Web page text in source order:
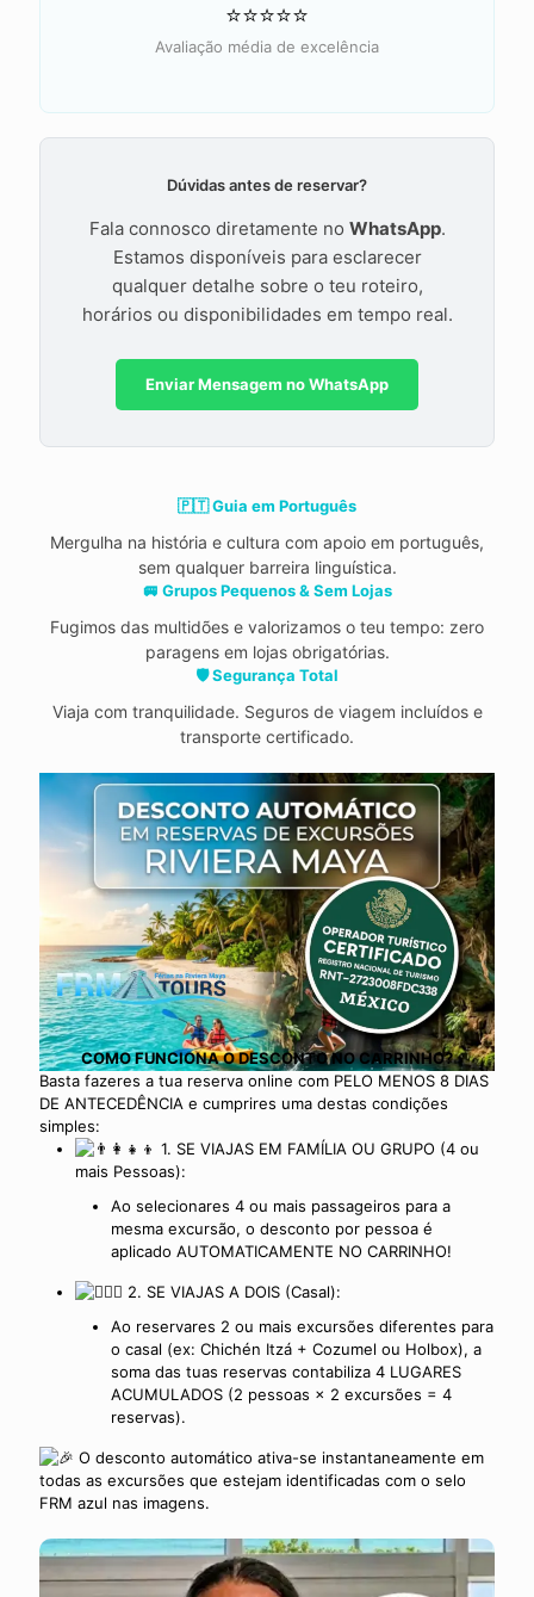
⭐⭐⭐⭐⭐
Avaliação média de excelência
Dúvidas antes de reservar?
Fala connosco diretamente no WhatsApp.
Estamos disponíveis para esclarecer
qualquer detalhe sobre o teu roteiro,
horários ou disponibilidades em tempo real.
Enviar Mensagem no WhatsApp
🇵🇹 Guia em Português
Mergulha na história e cultura com apoio em português,
sem qualquer barreira linguística.
🚐 Grupos Pequenos & Sem Lojas
Fugimos das multidões e valorizamos o teu tempo: zero
paragens em lojas obrigatórias.
🛡️ Segurança Total
Viaja com tranquilidade. Seguros de viagem incluídos e
transporte certificado.
COMO FUNCIONA O DESCONTO NO CARRINHO?
Basta fazeres a tua reserva online com PELO MENOS 8 DIAS
DE ANTECEDÊNCIA e cumprires uma destas condições
simples:
1. SE VIAJAS EM FAMÍLIA OU GRUPO (4 ou
mais Pessoas):
Ao selecionares 4 ou mais passageiros para a
mesma excursão, o desconto por pessoa é
aplicado AUTOMATICAMENTE NO CARRINHO!
2. SE VIAJAS A DOIS (Casal):
Ao reservares 2 ou mais excursões diferentes para
o casal (ex: Chichén Itzá + Cozumel ou Holbox), a
soma das tuas reservas contabiliza 4 LUGARES
ACUMULADOS (2 pessoas × 2 excursões = 4
reservas).
O desconto automático ativa-se instantaneamente em
todas as excursões que estejam identificadas com o selo
FRM azul nas imagens.